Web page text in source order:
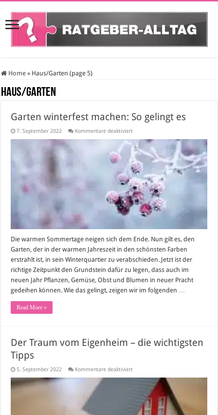
Home » Haus/Garten (page 5)
Haus/Garten
Garten winterfest machen: So gelingt es
7. September 2022 Kommentare deaktiviertfür
winterfest
machen:
So
gelingt
es
Die warmen Sommertage neigen sich dem Ende. Nun gilt es, den
Garten, der in der warmen Jahreszeit in den schönsten Farben
erstrahlt ist, in sein Winterquartier zu verabschieden. Jetzt ist der
richtige Zeitpunkt den Grundstein dafür zu legen, dass auch im
neuen Jahr Pflanzen, Gemüse, Obst und Blumen in neuer Pracht
gedeihen können. Wie das gelingt, zeigen wir im folgenden …
Read More »
Der Traum vom Eigenheim – die wichtigsten
Tipps
5. September 2022 Kommentare deaktiviertfür
Eigenheim
die
wichtigsten